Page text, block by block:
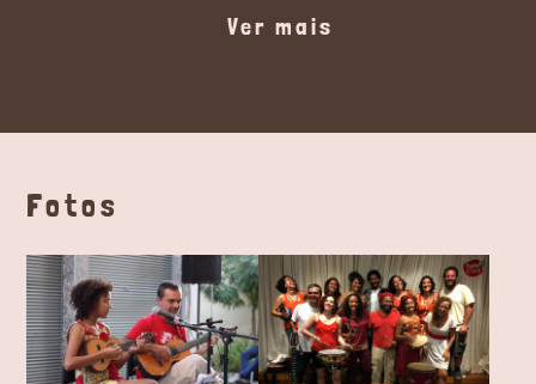
Ver mais
Fotos